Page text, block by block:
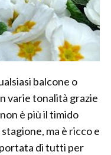
balcone o
varie tonalità grazie
è più il timido
ma è ricco e
di tutti per